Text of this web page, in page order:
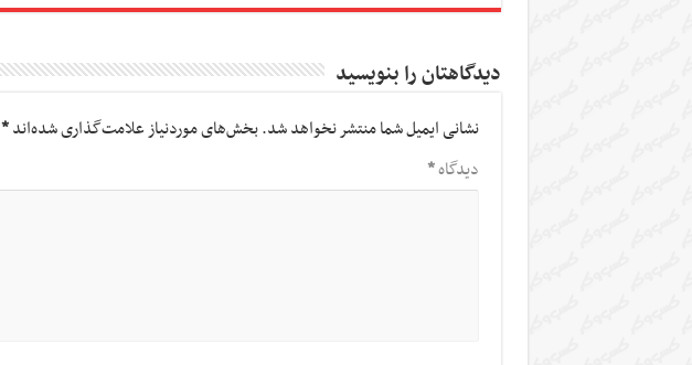
دیدگاهتان را بنویسید
نشانی ایمیل شما منتشر نخواهد شد.بخش‌های موردنیاز علامت‌گذاری شده‌اند*
دیدگاه*